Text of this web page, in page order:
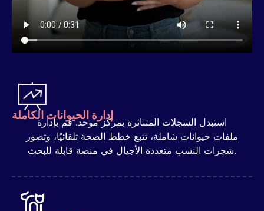
إدارة الحيوانات الكاملة
استبدل السجلات المتناثرة بمركز موحد. قم بإدارة
ملفات حيوانات شاملة، تتبع خطط الصحة تلقائيًا، وتصور
شجرات النسب متعددة الأجيال في منصة قابلة للبحث.